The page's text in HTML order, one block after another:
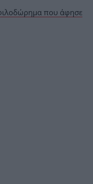
που άφησε